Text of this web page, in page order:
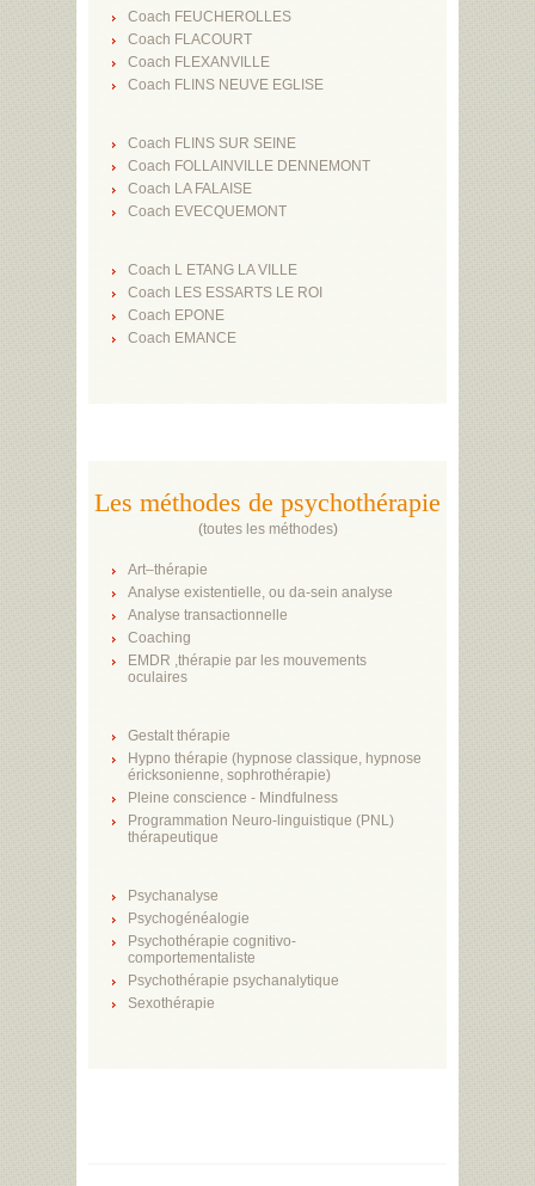
Coach FEUCHEROLLES
Coach FLACOURT
Coach FLEXANVILLE
Coach FLINS NEUVE EGLISE
Coach FLINS SUR SEINE
Coach FOLLAINVILLE DENNEMONT
Coach LA FALAISE
Coach EVECQUEMONT
Coach L ETANG LA VILLE
Coach LES ESSARTS LE ROI
Coach EPONE
Coach EMANCE
Les méthodes de psychothérapie
(toutes les méthodes)
Art–thérapie
Analyse existentielle, ou da-sein analyse
Analyse transactionnelle
Coaching
EMDR ,thérapie par les mouvements
oculaires
Gestalt thérapie
Hypno thérapie (hypnose classique, hypnose
éricksonienne, sophrothérapie)
Pleine conscience - Mindfulness
Programmation Neuro-linguistique (PNL)
thérapeutique
Psychanalyse
Psychogénéalogie
Psychothérapie cognitivo-
comportementaliste
Psychothérapie psychanalytique
Sexothérapie